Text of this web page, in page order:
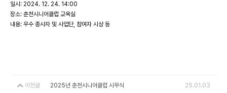
일시: 2024. 12. 24. 14:00
장소: 춘천시니어클럽 교육실
내용: 우수 종사자 및 사업단, 참여자 시상 등
이전글 2025년 춘천시니어클럽 시무식 25.01.03